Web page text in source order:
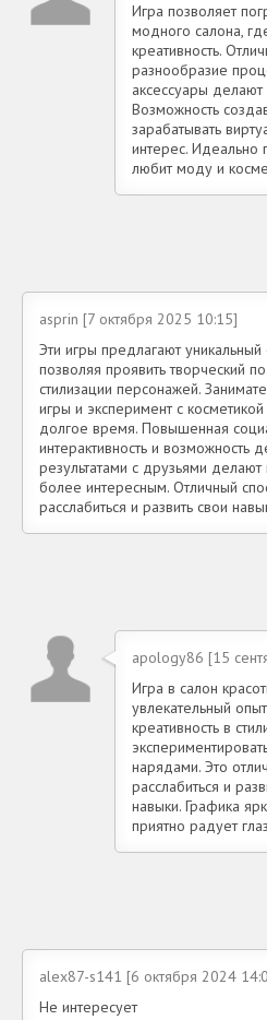
Игра позволяет
модного салона,
креативность.
разнообразие
аксессуары
Возможность
зарабатывать
интерес. Идеально
любит моду и
asprin [7 октября 2025 10:15]
Эти игры предлагают уникальный
позволяя проявить творческий
стилизации персонажей.
игры и эксперимент с
долгое время. Повышенная
интерактивность и возможность
результатами с друзьями
более интересным. Отличный
расслабиться и развить свои
apology86 [15
Игра в салон
увлекательный
креативность в
нарядами. Это
расслабиться и
навыки. Графика
приятно радует
alex87-s141 [6 октября 2024
Не интересует